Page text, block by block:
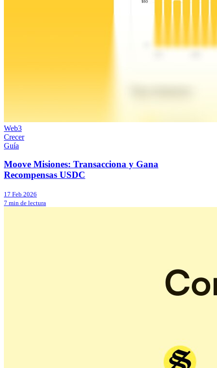
Web3
Crecer
Guía
Moove Misiones: Transacciona y Gana
Recompensas USDC
17 Feb 2026
7 min de lectura